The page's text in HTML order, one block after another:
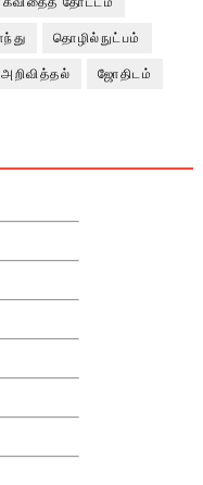
தொழில்நுட்பம்
ஜோதிடம்